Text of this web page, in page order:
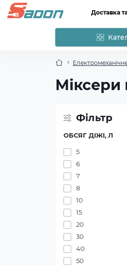
Доставка
Міксери
Фільтр
ОБСЯГ ДІЖІ, Л
5
6
7
8
10
15
20
30
40
50